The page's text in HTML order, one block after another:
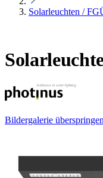
Solarleuchten /
Bildergalerie überspringen